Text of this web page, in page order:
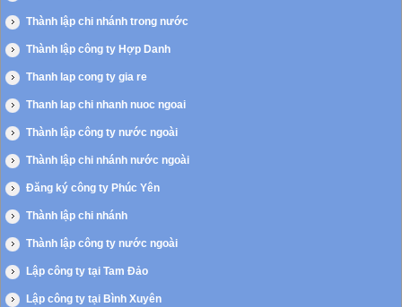
Thành lập chi nhánh trong nước
Thành lập công ty Hợp Danh
Thanh lap cong ty gia re
Thanh lap chi nhanh nuoc ngoai
Thành lập công ty nước ngoài
Thành lập chi nhánh nước ngoài
Đăng ký công ty Phúc Yên
Thành lập chi nhánh
Thành lập công ty nước ngoài
Lập công ty tại Tam Đảo
Lập công ty tại Bình Xuyên